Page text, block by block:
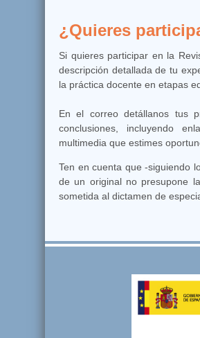
¿Quieres
Si quieres participar en la
descripción detallada de tu
la práctica docente en etapas
En el correo detállanos tus
conclusiones, incluyendo
multimedia que estimes
Ten en cuenta que -siguiendo
de un original no presupone
sometida al dictamen de